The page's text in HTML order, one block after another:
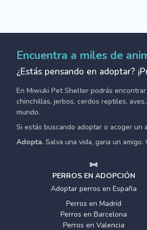
Encuentra a miles de
¿Estás pensando en adoptar?
En Miwuki Pet Shelter podrás
chinchillas, jerbos, cerdos reptiles,
mundo.
Si estás buscando adoptar o acoger un
Adopta. Salva una vida, gana un
PERROS EN ADOPCIÓN
Adoptar perros en España
Perros en Madrid
Perros en Barcelona
Perros en Valencia